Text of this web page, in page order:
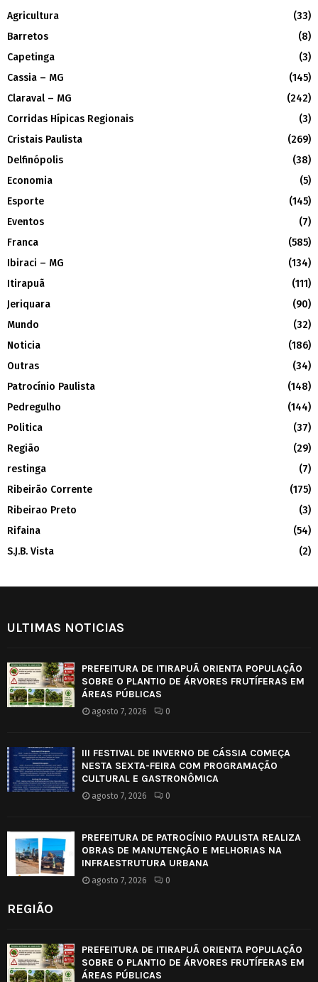
Agricultura
(33)
Barretos
(8)
Capetinga
(3)
Cassia – MG
(145)
Claraval – MG
(242)
Corridas Hípicas Regionais
(3)
Cristais Paulista
(269)
Delfinópolis
(38)
Economia
(5)
Esporte
(145)
Eventos
(7)
Franca
(585)
Ibiraci – MG
(134)
Itirapuã
(111)
Jeriquara
(90)
Mundo
(32)
Noticia
(186)
Outras
(34)
Patrocínio Paulista
(148)
Pedregulho
(144)
Politica
(37)
Região
(29)
restinga
(7)
Ribeirão Corrente
(175)
Ribeirao Preto
(3)
Rifaina
(54)
S.J.B. Vista
(2)
ULTIMAS NOTICIAS
PREFEITURA DE ITIRAPUÃ ORIENTA POPULAÇÃO
SOBRE O PLANTIO DE ÁRVORES FRUTÍFERAS EM
ÁREAS PÚBLICAS
agosto 7, 2026 0
III FESTIVAL DE INVERNO DE CÁSSIA COMEÇA
NESTA SEXTA-FEIRA COM PROGRAMAÇÃO
CULTURAL E GASTRONÔMICA
agosto 7, 2026 0
PREFEITURA DE PATROCÍNIO PAULISTA REALIZA
OBRAS DE MANUTENÇÃO E MELHORIAS NA
INFRAESTRUTURA URBANA
agosto 7, 2026 0
REGIÃO
PREFEITURA DE ITIRAPUÃ ORIENTA POPULAÇÃO
SOBRE O PLANTIO DE ÁRVORES FRUTÍFERAS EM
ÁREAS PÚBLICAS